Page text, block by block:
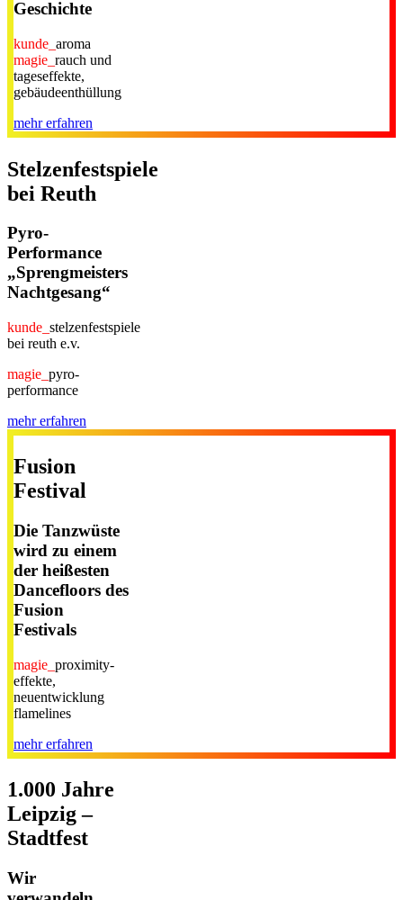
Geschichte
kunde_ aroma
magie_ rauch und
tageseffekte,
gebäudeenthüllung
mehr erfahren
Stelzenfestspiele
bei Reuth
Pyro-
Performance
„Sprengmeisters
Nachtgesang“
kunde_ stelzenfestspiele
bei reuth e.v.
magie_ pyro-
performance
mehr erfahren
Fusion
Festival
Die Tanzwüste
wird zu einem
der heißesten
Dancefloors des
Fusion
Festivals
magie_ proximity-
effekte,
neuentwicklung
flamelines
mehr erfahren
1.000 Jahre
Leipzig –
Stadtfest
Wir